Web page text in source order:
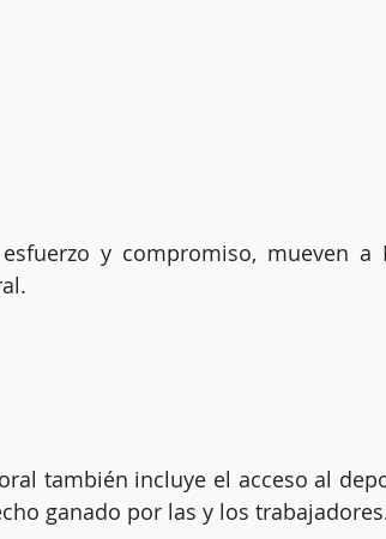
y compromiso, mueven a
también incluye el acceso al
ganado por las y los